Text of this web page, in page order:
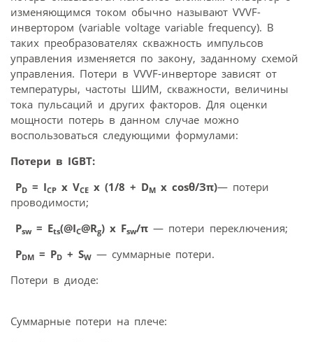
изменяющимся током обычно называют VVVF-
инвертором (variable voltage variable frequency). В
таких преобразователях скважность импульсов
управления изменяется по закону, заданному схемой
управления. Потери в VVVF-инверторе зависят от
температуры, частоты ШИМ, скважности, величины
тока пульсаций и других факторов. Для оценки
мощности потерь в данном случае можно
воспользоваться следующими формулами:
Потери в IGBT:
PD = ICP x VCE x (1/8 + DM x cosθ/Зπ)— потери
проводимости;
Psw= Ets(@IC@Rg) x Fsw/π — потери переключения;
PDM = PD + SW — суммарные потери.
Потери в диоде:
Суммарные потери на плече: